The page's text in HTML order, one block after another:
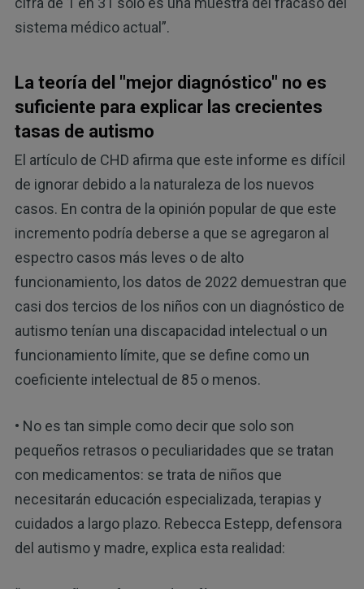
sistema médico actual”.
La teoría del "mejor diagnóstico" no es
suficiente para explicar las crecientes
tasas de autismo
El artículo de CHD afirma que este informe es difícil
de ignorar debido a la naturaleza de los nuevos
casos. En contra de la opinión popular de que este
incremento podría deberse a que se agregaron al
espectro casos más leves o de alto
funcionamiento, los datos de 2022 demuestran que
casi dos tercios de los niños con un diagnóstico de
autismo tenían una discapacidad intelectual o un
funcionamiento límite, que se define como un
coeficiente intelectual de 85 o menos.
• No es tan simple como decir que solo son
pequeños retrasos o peculiaridades que se tratan
con medicamentos: se trata de niños que
necesitarán educación especializada, terapias y
cuidados a largo plazo. Rebecca Estepp, defensora
del autismo y madre, explica esta realidad: